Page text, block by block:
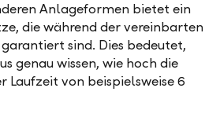
Anlageformen bietet ein
die während der vereinbarten
sind. Dies bedeutet,
genau wissen, wie hoch die
Laufzeit von beispielsweise 6